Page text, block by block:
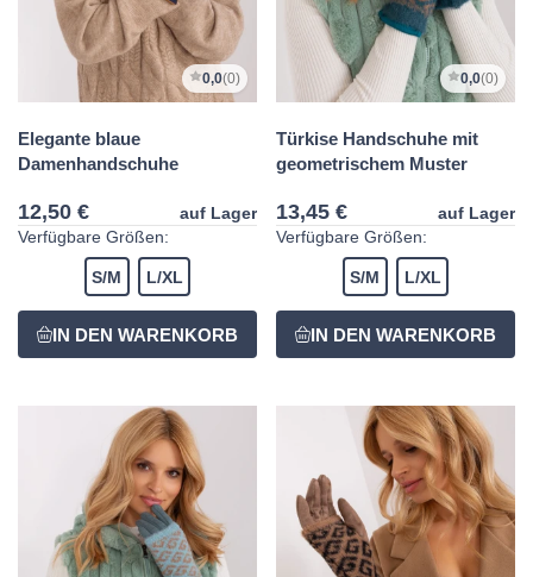
0,0(0)
Elegante blaue
Damenhandschuhe
12,50 €
auf Lager
Verfügbare Größen:
S/M L/XL
0,0(0)
Türkise Handschuhe mit
geometrischem Muster
13,45 €
auf Lager
Verfügbare Größen:
S/M L/XL